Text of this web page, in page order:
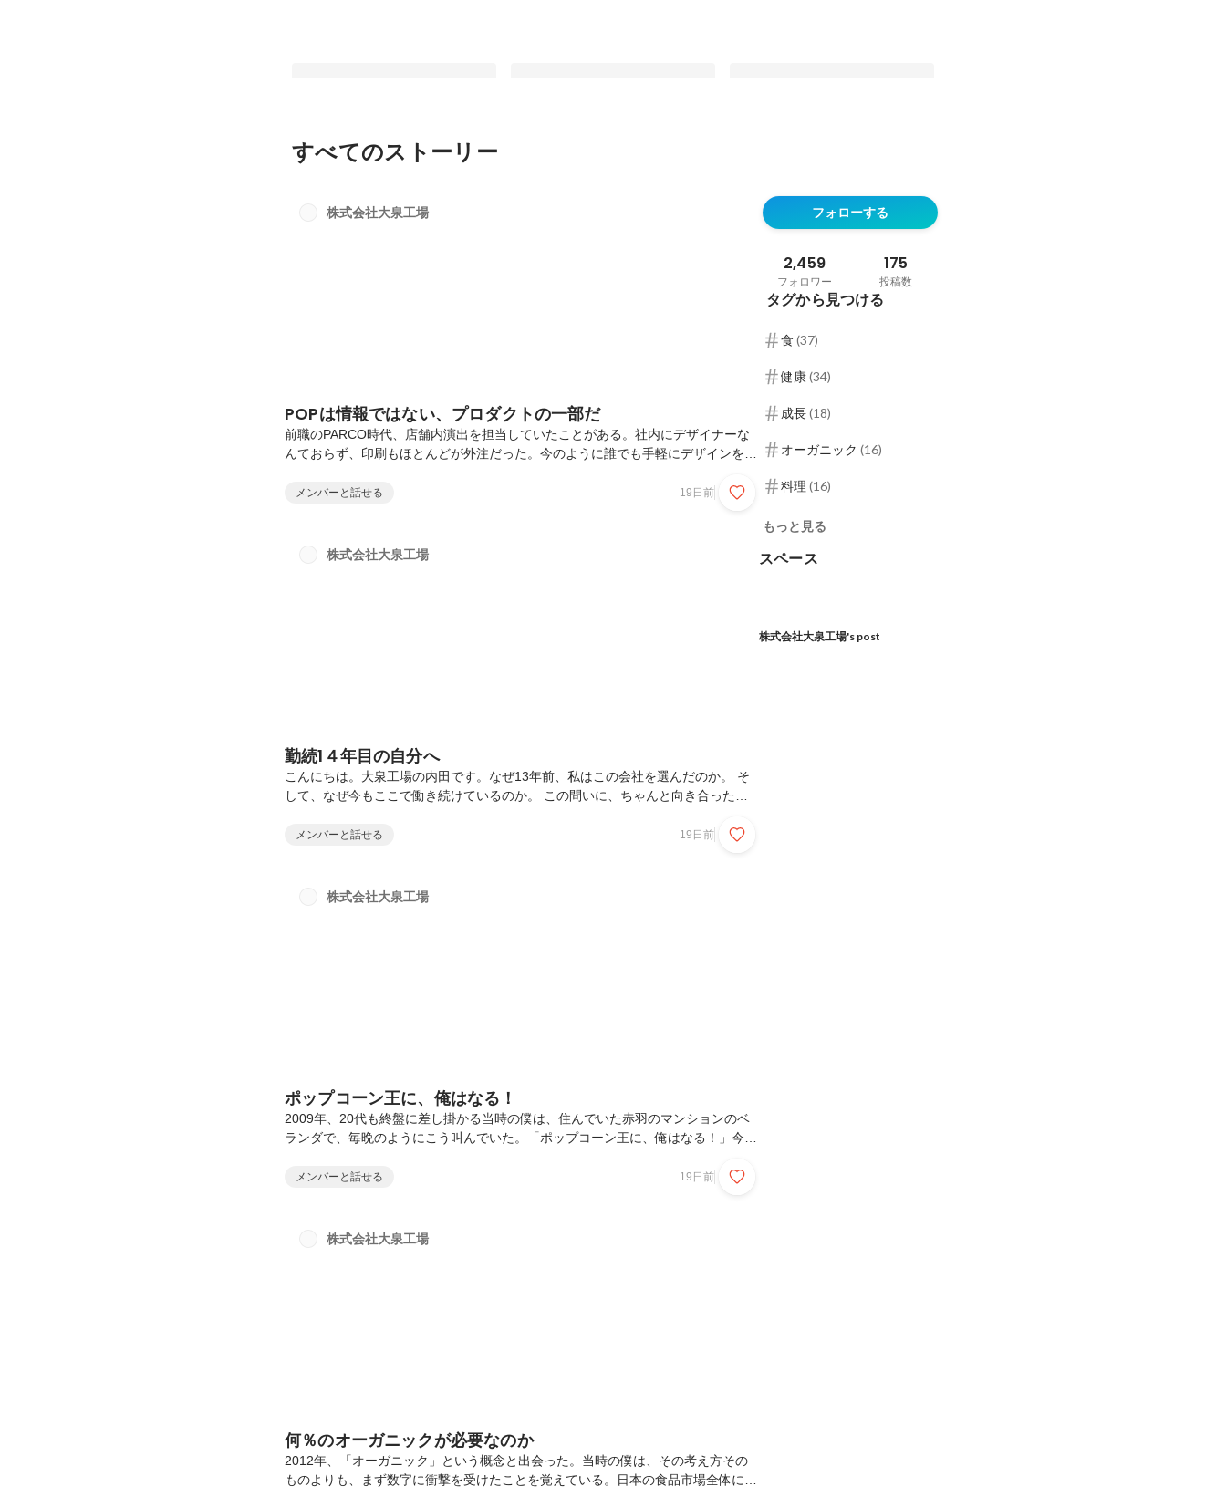
伝えします
固定された投稿
固定された投稿
すべてのストーリー
株式会社大泉工場
POPは情報ではない、プロダクトの一部だ
前職のPARCO時代、店舗内演出を担当していたことがある。社内にデザイナーな
んておらず、印刷もほとんどが外注だった。今のように誰でも手軽にデザインをつ
POPも、店内装飾も、すべてを逆算して準備しなければならなかった。正直、日々
も僕らだけの仕事を請け負っているわけではない。当然のことながら、一歩も二歩
メンバーと話せる 19日前
株式会社大泉工場
勤続1４年目の自分へ
こんにちは。大泉工場の内田です。なぜ13年前、私はこの会社を選んだのか。 そ
して、なぜ今もここで働き続けているのか。 この問いに、ちゃんと向き合ったこ
はいつも後回しになっていたと思います。でも13年という時間は、ただの継続では
くのか は、13年という節目は、振り返るにはちょうどいいタイミングだったから
メンバーと話せる 19日前
株式会社大泉工場
ポップコーン王に、俺はなる！
2009年、20代も終盤に差し掛かる当時の僕は、住んでいた赤羽のマンションのベ
ランダで、毎晩のようにこう叫んでいた。「ポップコーン王に、俺はなる！」今と
った孤独を抱えていた頃の話だ。食のビジネスに一切関わっていないにもかかわら
マン時代に別れを告げ、当時は不動産管理の仕事のみをしていた大泉工場へ戻って
メンバーと話せる 19日前
株式会社大泉工場
何％のオーガニックが必要なのか
2012年、「オーガニック」という概念と出会った。当時の僕は、その考え方その
ものよりも、まず数字に衝撃を受けたことを覚えている。日本の食品市場全体にお
フォローする
2,459
フォロワー
175
投稿数
タグから見つける
食 (37)
健康(34)
成長(18)
オーガニック (16)
料理 (16)
もっと見る
スペース
株式会社大泉工場's post